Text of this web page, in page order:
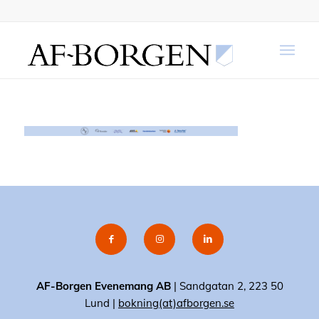
AF-Borgen Evenemang AB| Sandgatan 2, 223 50
Lund | bokning(at)afborgen.se